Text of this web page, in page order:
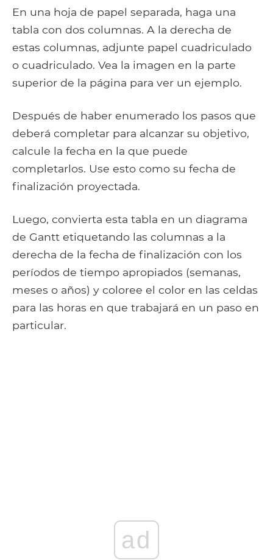
En una hoja de papel separada, haga una
tabla con dos columnas. A la derecha de
estas columnas, adjunte papel cuadriculado
o cuadriculado. Vea la imagen en la parte
superior de la página para ver un ejemplo.
Después de haber enumerado los pasos que
deberá completar para alcanzar su objetivo,
calcule la fecha en la que puede
completarlos. Use esto como su fecha de
finalización proyectada.
Luego, convierta esta tabla en un diagrama
de Gantt etiquetando las columnas a la
derecha de la fecha de finalización con los
períodos de tiempo apropiados (semanas,
meses o años) y coloree el color en las celdas
para las horas en que trabajará en un paso en
particular.
ad